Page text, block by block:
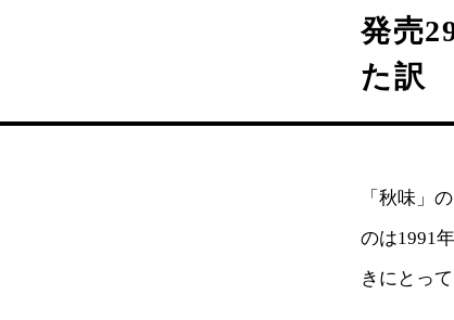
発売
た訳
「秋味」
のは1991
きにとっ